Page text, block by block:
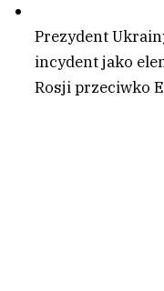
Prezydent
incydent jako
Rosji przeciwko